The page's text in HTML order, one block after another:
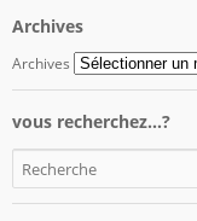
Archives
Archives
vous recherchez…?